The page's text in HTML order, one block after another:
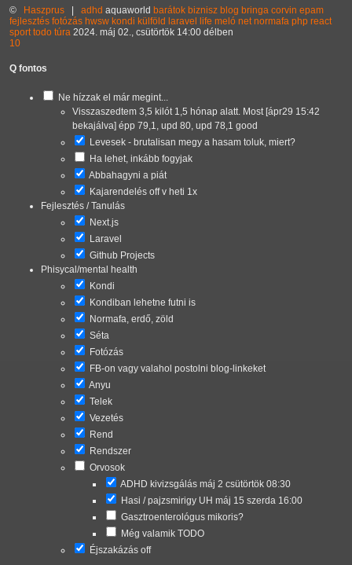
© Haszprus adhd aquaworld barátok biznisz blog bringa corvin epam
fejlesztés fotózás hwsw kondi külföld laravel life meló net normafa php react
sport todo túra 2024. máj 02., csütörtök 14:00 délben
10
Q fontos
Ne hízzak el már megint...
Visszaszedtem 3,5 kilót 1,5 hónap alatt. Most [ápr29 15:42
bekajálva] épp 79,1, upd 80, upd 78,1 good
Levesek - brutalisan megy a hasam toluk, miert?
Ha lehet, inkább fogyjak
Abbahagyni a piát
Kajarendelés off v heti 1x
Fejlesztés / Tanulás
Next.js
Laravel
Github Projects
Phisycal/mental health
Kondi
Kondiban lehetne futni is
Normafa, erdő, zöld
Séta
Fotózás
FB-on vagy valahol postolni blog-linkeket
Anyu
Telek
Vezetés
Rend
Rendszer
Orvosok
ADHD kivizsgálás máj 2 csütörtök 08:30
Hasi / pajzsmirigy UH máj 15 szerda 16:00
Gasztroenterológus mikoris?
Még valamik TODO
Éjszakázás off